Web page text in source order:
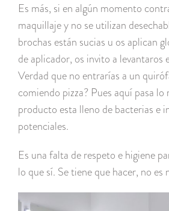
Es más, si en algún momento
maquillaje y no se utilizan
brochas están sucias u os aplican
de aplicador, os invito a levantaros
Verdad que no entrarías a un
comiendo pizza? Pues aquí pasa lo
producto esta lleno de bacterias e
potenciales.
Es una falta de respeto e higiene
lo que sí. Se tiene que hacer, no es